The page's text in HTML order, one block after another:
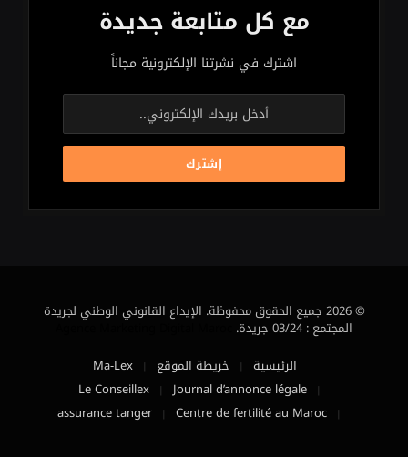
مع كل متابعة جديدة
اشترك في نشرتنا الإلكترونية مجاناً
© 2026 جميع الحقوق محفوظة. الإيداع القانوني الوطني لجريدة
المجتمع : 03/24 جريدة.
Agence Marketing Digital Maroc
الرئيسية
خريطة الموقع
Ma-Lex
Journal d’annonce légale
Le Conseillex
Centre de fertilité au Maroc
assurance tanger